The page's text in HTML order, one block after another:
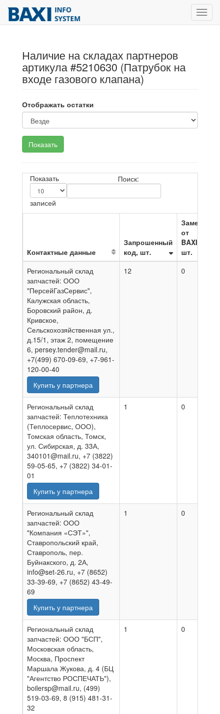
Наличие на складах партнеров
артикула #5210630 (Патрубок на
входе газового клапана)
Отображать остатки
Показать
записей
Поиск:
Контактные данные
Запрошенный
код, шт.
Замена
от
BAXI,
шт.
Региональный склад
запчастей: ООО
"ПерсейГазСервис",
Калужская область,
Боровский район, д.
Кривское,
Сельскохозяйственная ул.,
д.15/1, этаж 2, помещение
6, persey.tender@mail.ru,
+7(499) 670-09-69, +7-961-
120-00-40
Купить у партнера
12 0
Региональный склад
запчастей: Теплотехника
(Теплосервис, ООО),
Томская область, Томск,
ул. Сибирская, д. 33А,
340101@mail.ru, +7 (3822)
59-05-65, +7 (3822) 34-01-
01
Купить у партнера
1 0
Региональный склад
запчастей: ООО
"Компания «СЭТ»",
Ставропольский край,
Ставрополь, пер.
Буйнакского, д. 2А,
info@set-26.ru, +7 (8652)
33-39-69, +7 (8652) 43-49-
69
Купить у партнера
1 0
Региональный склад
запчастей: ООО "БСП",
Московская область,
Москва, Проспект
Маршала Жукова, д. 4 (БЦ
"Агентство РОСПЕЧАТЬ"),
boilersp@mail.ru, (499)
519-03-69, 8 (915) 481-31-
32
1 0